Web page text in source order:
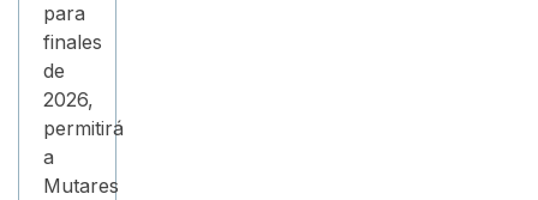
para
finales
de
2026,
permitirá
a
Mutares